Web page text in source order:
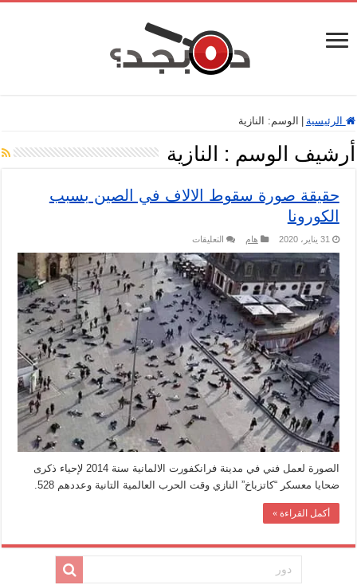
الرئيسية الوسم: النازية
أرشيف الوسم : النازية
حقيقة صورة سقوط الالاف في الصين بسبب
الكورونا
31 يناير، 2020 هام التعليقات
صورة
سقوط
الالاف
في
الصين
بسبب
الكورونا
مغلقة
الصورة لعمل فني في مدينة فرانكفورت الالمانية سنة 2014 لإحياء ذكرى
ضحايا معسكر “كاتزباخ” النازي وقت الحرب العالمية التانية وعددهم 528.
أكمل القراءة »